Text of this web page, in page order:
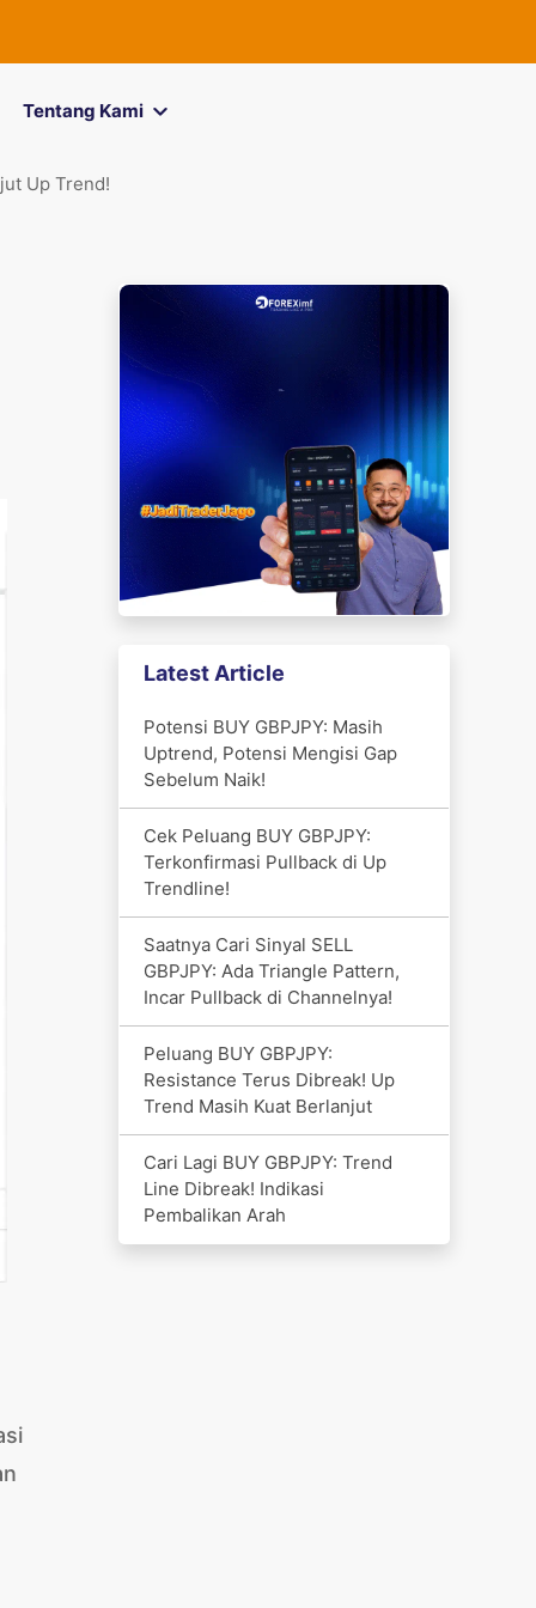
Tentang Kami
Up Trend!
Latest Article
Potensi BUY GBPJPY: Masih
Uptrend, Potensi Mengisi Gap
Sebelum Naik!
Cek Peluang BUY GBPJPY:
Terkonfirmasi Pullback di Up
Trendline!
Saatnya Cari Sinyal SELL
GBPJPY: Ada Triangle Pattern,
Incar Pullback di Channelnya!
Peluang BUY GBPJPY:
Resistance Terus Dibreak! Up
Trend Masih Kuat Berlanjut
Cari Lagi BUY GBPJPY: Trend
Line Dibreak! Indikasi
Pembalikan Arah